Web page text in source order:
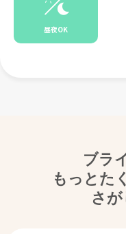
昼夜OK
ブラ
もっとた
さ